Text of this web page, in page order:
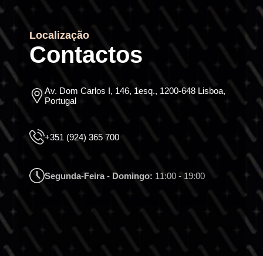
Contactos
Localização
Av. Dom Carlos I, 146, 1esq., 1200-648 Lisboa,
Portugal
+351 (924) 365 700
Segunda-Feira - Domingo: 11:00 - 19:00